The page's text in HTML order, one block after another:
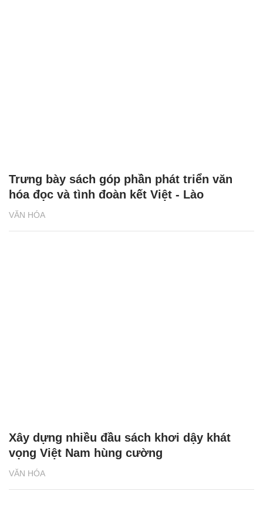
VĂN HÓA
Trưng bày sách góp phần phát triển văn
hóa đọc và tình đoàn kết Việt - Lào
VĂN HÓA
Xây dựng nhiều đầu sách khơi dậy khát
vọng Việt Nam hùng cường